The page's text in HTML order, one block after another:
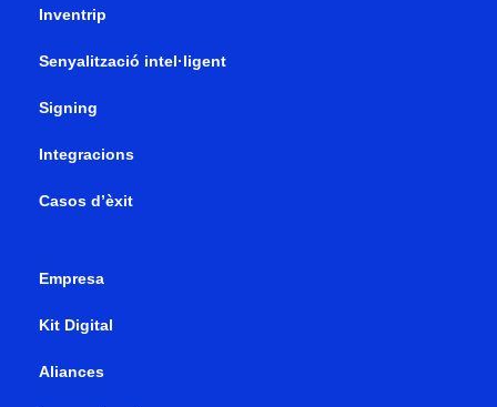
Inventrip
Senyalització intel·ligent
Signing
Integracions
Casos d’èxit
Empresa
Kit Digital
Aliances